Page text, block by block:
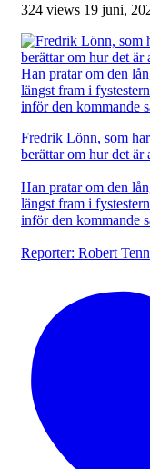
324 views 19 juni,
Fredrik Lönn, som
berättar om hur det
Han pratar om den
längst fram i
inför den kommande
Reporter: Robert